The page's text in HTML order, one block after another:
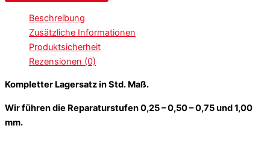
Beschreibung
Zusätzliche Informationen
Produktsicherheit
Rezensionen (0)
Kompletter Lagersatz in Std. Maß.
Wir führen die Reparaturstufen 0,25 – 0,50 – 0,75 und 1,00
mm.